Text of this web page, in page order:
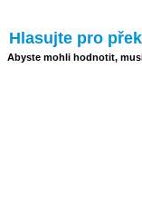
Hlasujte pro
Abyste mohli hodnotit,